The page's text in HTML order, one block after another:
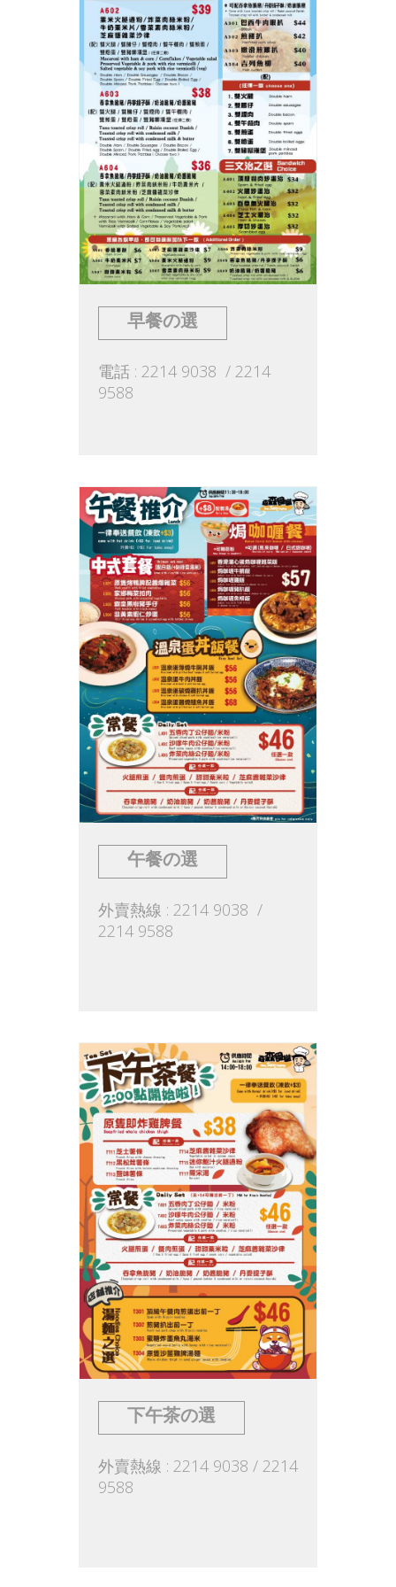
早餐の選
電話 : 2214 9038 / 2214
9588
午餐の選
外賣熱線 : 2214 9038 /
2214 9588
下午茶の選
外賣熱線 : 2214 9038 / 2214
9588